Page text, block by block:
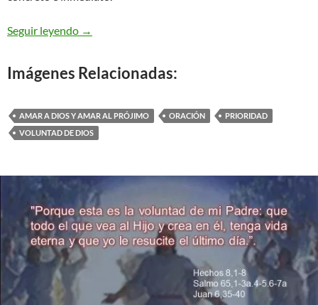
Seguir leyendo Lucas 9,57-62 – Te seguiré
→
Imágenes Relacionadas:
AMAR A DIOS Y AMAR AL PRÓJIMO ORACIÓN
PRIORIDAD
VOLUNTAD DE DIOS